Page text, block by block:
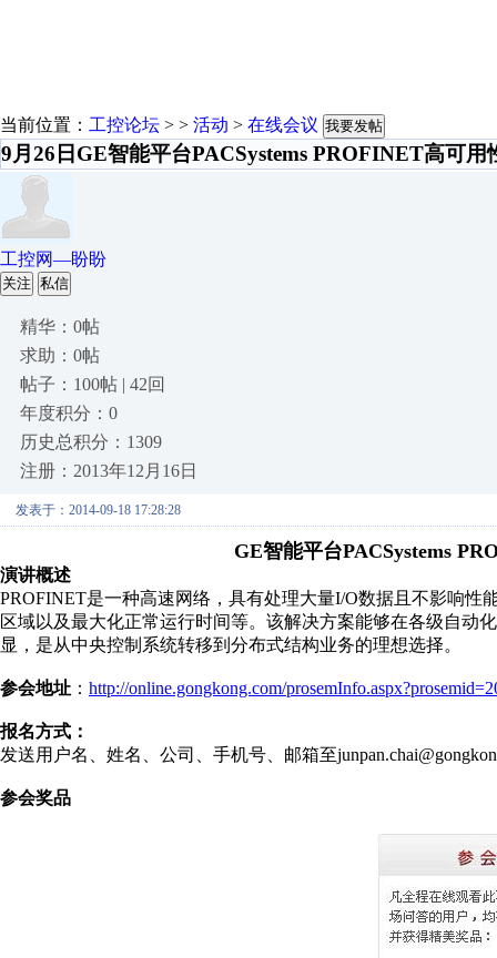
当前位置： 工控论坛 > > 活动 > 在线会议 我要发帖
9月26日GE智能平台PACSystems PROFINET高可
工控网—盼盼
关注 私信
精华：0帖
求助：0帖
帖子：100帖 | 42回
年度积分：0
历史总积分：1309
注册：2013年12月16日
发表于：2014-09-18 17:28:28
GE智能平台PACSystems
演讲概述
PROFINET是一种高速网络，具有处理大量I/O数据且不影响
区域以及最大化正常运行时间等。该解决方案能够在各级自动
显，是从中央控制系统转移到分布式结构业务的理想选择。
参会地址 ： http://online.gongkong.com/
报名方式：
发送用户名、姓名、公司、手机号、邮箱至
参会奖品